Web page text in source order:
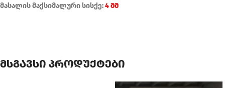
მასალის მაქსიმალური სისქე:4 მმ
მსგავსი პროდუქტები